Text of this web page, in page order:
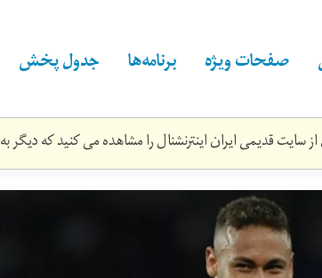
صفحات ویژه برنامه‌ها جدول پخش
سایت قدیمی ایران اینترنشنال را مشاهده می کنید که